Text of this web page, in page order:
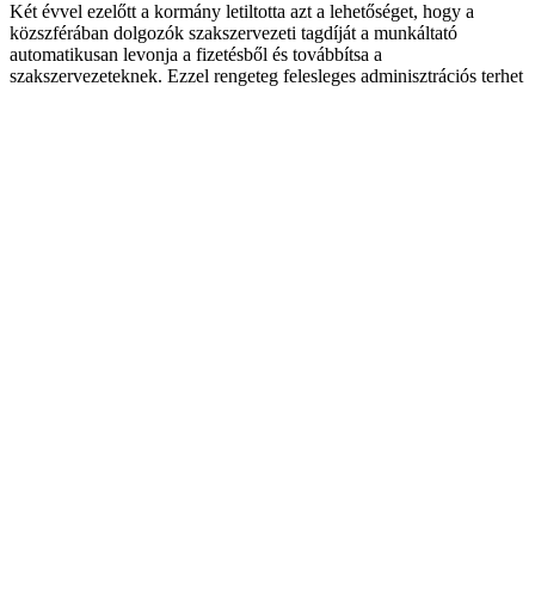
Két évvel ezelőtt a kormány letiltotta azt a lehetőséget, hogy a
közszférában dolgozók szakszervezeti tagdíját a munkáltató
automatikusan levonja a fizetésből és továbbítsa a
szakszervezeteknek. Ezzel rengeteg felesleges adminisztrációs terhet